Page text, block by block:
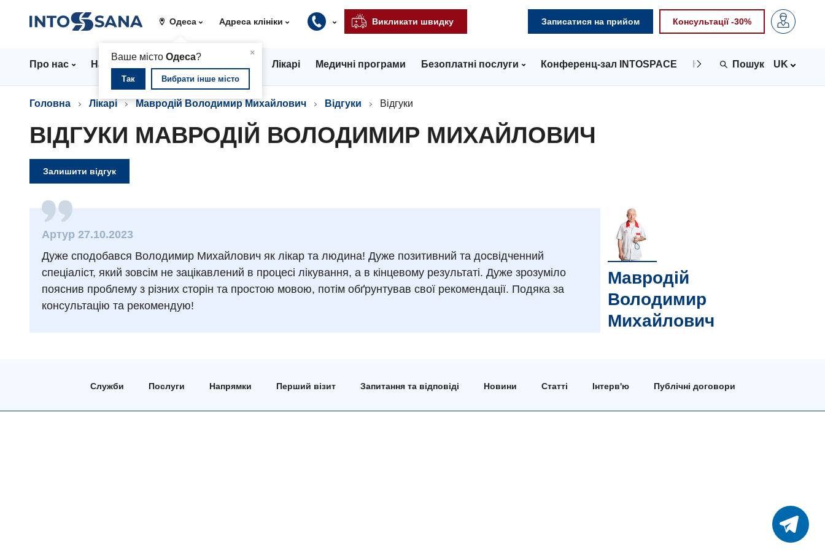
Одеса
×
Ваше містоОдеса?
Так Вибрати інше місто
Адреса клініки Викликати швидку Записатися на прийом Консультації -30%
Про нас Напрямки Стаціонар Лікарі Медичні програми Безоплатні послуги Конференц-зал INTOSPACE Контакти UK
Головна Лікарі Мавродій Володимир Михайлович Відгуки Відгуки
ВІДГУКИ МАВРОДІЙ ВОЛОДИМИР МИХАЙЛОВИЧ
Залишити відгук
Артур 27.10.2023
Дуже сподобався Володимир Михайлович як лікар та людина! Дуже позитивний та досвідченний
спеціаліст, який зовсім не зацікавлений в процесі лікування, а в кінцевому результаті. Дуже зрозуміло
пояснив проблему з різних сторін та простою мовою, потім обґрунтував свої рекомендації. Подяка за
консультацію та рекомендую!
Мавродій
Володимир
Михайлович
Служби Послуги Напрямки Перший візит Запитання та відповіді Новини Статті Інтерв'ю Публічні договори